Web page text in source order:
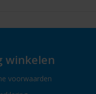
winkelen
voorwaarden